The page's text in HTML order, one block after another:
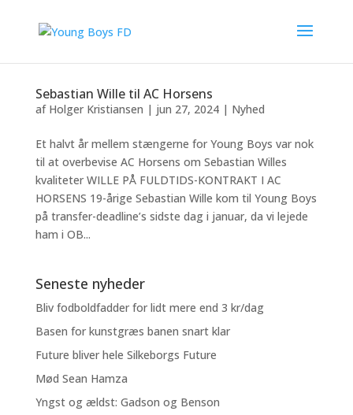
Sebastian Wille til AC Horsens
af Holger Kristiansen | jun 27, 2024| Nyhed
Et halvt år mellem stængerne for Young Boys var nok
til at overbevise AC Horsens om Sebastian Willes
kvaliteter WILLE PÅ FULDTIDS-KONTRAKT I AC
HORSENS 19-årige Sebastian Wille kom til Young Boys
på transfer-deadline’s sidste dag i januar, da vi lejede
ham i OB...
Seneste nyheder
Bliv fodboldfadder for lidt mere end 3 kr/dag
Basen for kunstgræs banen snart klar
Future bliver hele Silkeborgs Future
Mød Sean Hamza
Yngst og ældst: Gadson og Benson